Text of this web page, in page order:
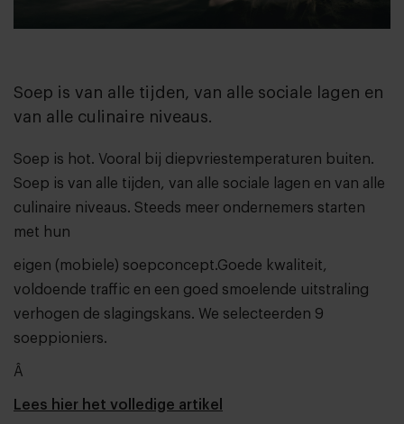
Soep is van alle tijden, van alle sociale lagen en
van alle culinaire niveaus.
Soep is hot. Vooral bij diepvriestemperaturen buiten.
Soep is van alle tijden, van alle sociale lagen en van alle
culinaire niveaus. Steeds meer ondernemers starten
met hun
eigen (mobiele) soepconcept.Goede kwaliteit,
voldoende traffic en een goed smoelende uitstraling
verhogen de slagingskans. We selecteerden 9
soeppioniers.
Â
Lees hier het volledige artikel